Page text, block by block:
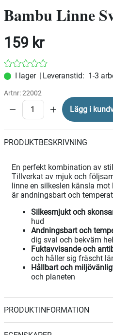
Bambu Linne
159 kr
| Leveranstid: 1-3
Artnr:22002
Lägg i
PRODUKTBESKRIVNING
En perfekt kombination av
Tillverkat av mjuk och
linne en silkeslen känsla
är andningsbart och
Silkesmjukt och
hud
Andningsbart och
dig sval och bekväm
Fuktavvisande och
och håller sig fräscht
Hållbart och
och planeten
PRODUKTINFORMATION